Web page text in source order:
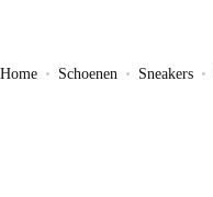
Home Schoenen Sneakers